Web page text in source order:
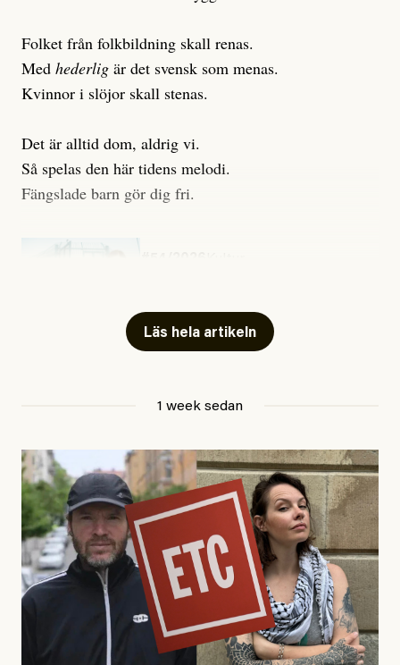
Folket från folkbildning skall renas.
Med hederlig är det svensk som menas.
Kvinnor i slöjor skall stenas.
Det är alltid dom, aldrig vi.
Så spelas den här tidens melodi.
Fängslade barn gör dig fri.
Läs hela artikeln
1 week sedan